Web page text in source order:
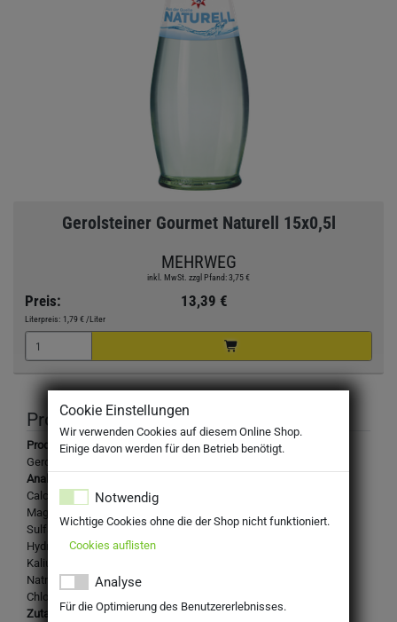
Gerolsteiner Gourmet Naturell 15x0,5l
MEHRWEG
inkl. MwSt. zzgl Pfand: 3,75 €
Preis: 13,39 €
Literpreis: 1,79 € /Liter
Produktbeschreibung
Produktbezeichnung:
Gerolsteiner Gourmet Naturell, ohne Kohlensäure
Analysewerte in mg/l:
Calcium: 140
Magnesium: 49
Sulfat: 20
Hydrogencarbonat: 652
Kalium: 3
Natrium: 12
Chlorid: 9
Zutaten:
Cookie Einstellungen
Wir verwenden Cookies auf diesem Online Shop.
Einige davon werden für den Betrieb benötigt.
Notwendig
Wichtige Cookies ohne die der Shop nicht funktioniert.
Cookies auflisten
Analyse
Für die Optimierung des Benutzererlebnisses.